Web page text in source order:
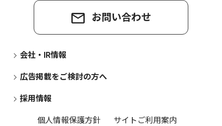
お問い合わせ
会社・IR情報
広告掲載をご検討の方へ
採用情報
個人情報保護方針
サイトご利用案内